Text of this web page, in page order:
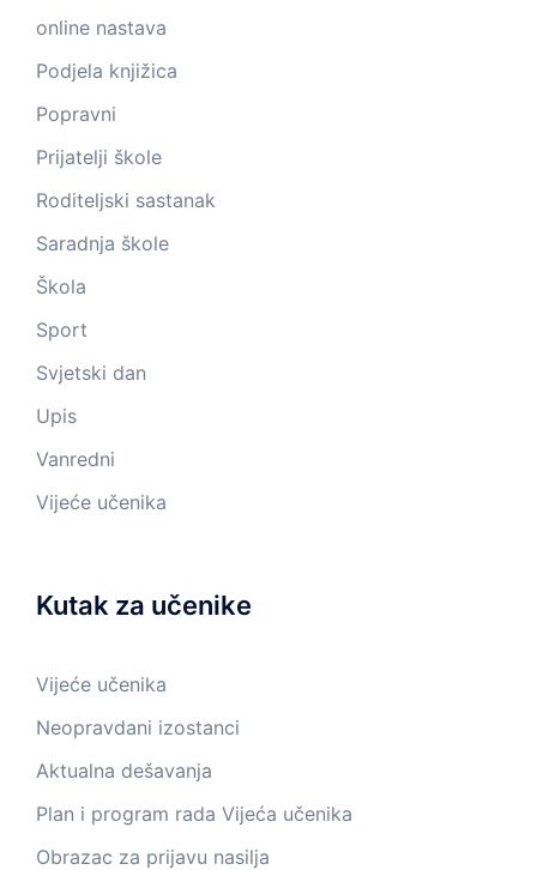
online nastava
Podjela knjižica
Popravni
Prijatelji škole
Roditeljski sastanak
Saradnja škole
Škola
Sport
Svjetski dan
Upis
Vanredni
Vijeće učenika
Kutak za učenike
Vijeće učenika
Neopravdani izostanci
Aktualna dešavanja
Plan i program rada Vijeća učenika
Obrazac za prijavu nasilja